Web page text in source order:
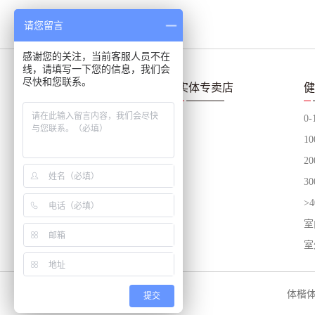
产品中心
泰诺健Technogym
力珀
球类体育设备
按摩器材/体测仪
其他运动器材
实体专卖店
0-
体楷
请您留言
感谢您的关注，当前客服人员不在
线，请填写一下您的信息，我们会
尽快和您联系。
提交